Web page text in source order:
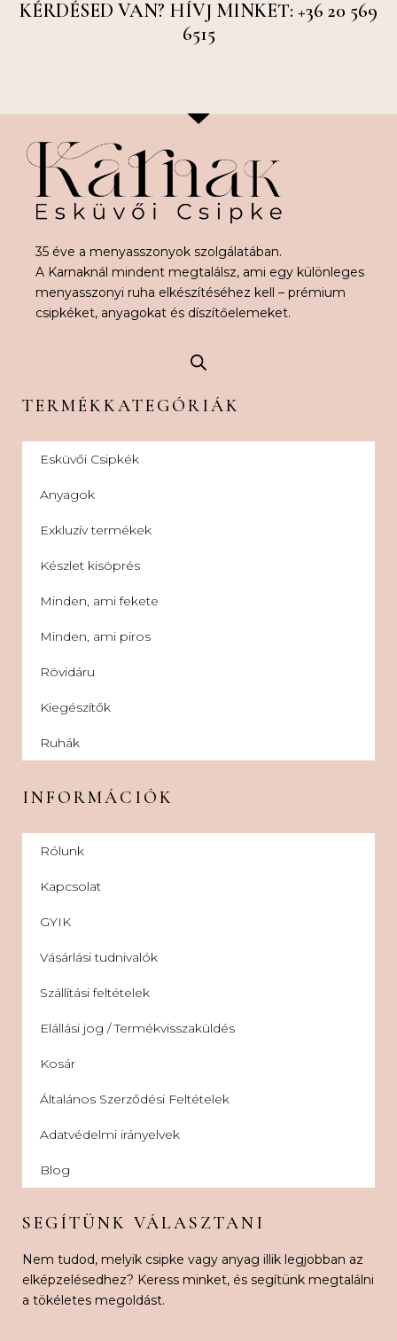
KÉRDÉSED VAN? HÍVJ MINKET: +36 20 569
6515
35 éve a menyasszonyok szolgálatában.
A Karnaknál mindent megtalálsz, ami egy különleges
menyasszonyi ruha elkészítéséhez kell – prémium
csipkéket, anyagokat és díszítőelemeket.
TERMÉKKATEGÓRIÁK
Esküvői Csipkék
Anyagok
Exkluzív termékek
Készlet kisöprés
Minden, ami fekete
Minden, ami piros
Rövidáru
Kiegészítők
Ruhák
INFORMÁCIÓK
Rólunk
Kapcsolat
GYIK
Vásárlási tudnivalók
Szállítási feltételek
Elállási jog / Termékvisszaküldés
Kosár
Általános Szerződési Feltételek
Adatvédelmi irányelvek
Blog
SEGÍTÜNK VÁLASZTANI
Nem tudod, melyik csipke vagy anyag illik legjobban az
elképzelésedhez? Keress minket, és segítünk megtalálni
a tökéletes megoldást.